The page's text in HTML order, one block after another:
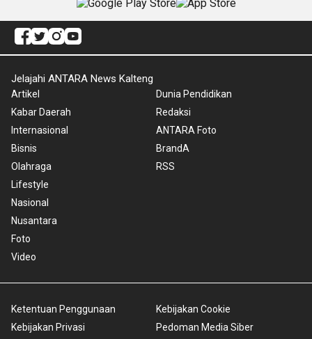
Jelajahi ANTARA News Kalteng
Artikel
Kabar Daerah
Internasional
Bisnis
Olahraga
Lifestyle
Nasional
Nusantara
Foto
Video
Dunia Pendidikan
Redaksi
ANTARA Foto
BrandA
RSS
Ketentuan Penggunaan
Kebijakan Privasi
Kebijakan Cookie
Pedoman Media Siber